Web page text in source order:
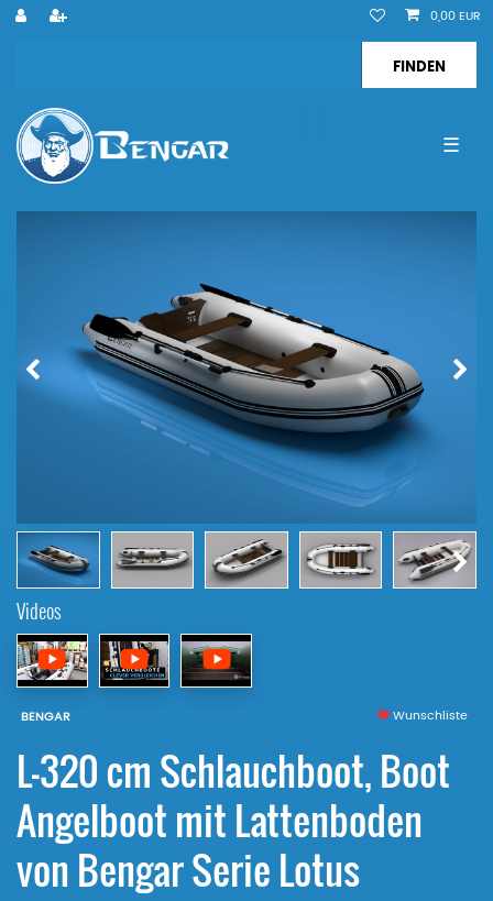
0,00 EUR
☰
Videos
BENGAR Wunschliste
L-320 cm Schlauchboot, Boot
Angelboot mit Lattenboden
von Bengar Serie Lotus